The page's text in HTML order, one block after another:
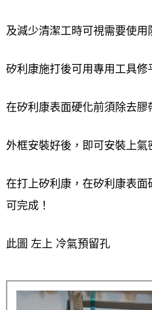
及減少清潔工時可視需要使用
矽利康施打後可用專用工具修
在矽利康表面硬化前須除去膠
外框安裝好後，即可安裝上氣
在打上矽利康，在矽利康表面
可完成！
此圖 左上 冷氣預留孔